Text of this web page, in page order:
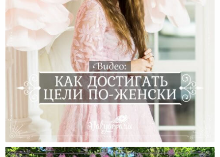
Видео: Как Достигать Своих Целей По-Женски?